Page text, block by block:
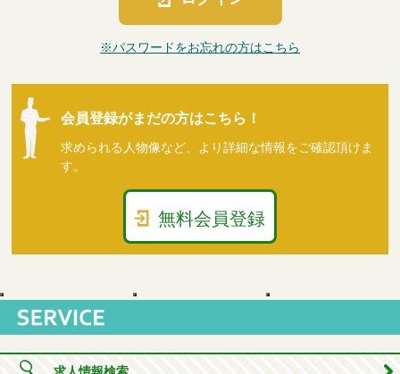
※パスワードをお忘れの方はこちら
会員登録がまだの方はこちら！
求められる人物像など、より詳細な情報をご確認頂けま
す。
無料会員登録